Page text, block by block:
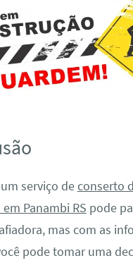
serviço deconserto
Panambi RS pode
mas com as
pode tomar uma